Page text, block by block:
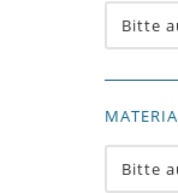
Bitte
Bitte